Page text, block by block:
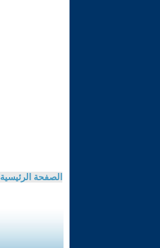
الصفحة الرئيسية